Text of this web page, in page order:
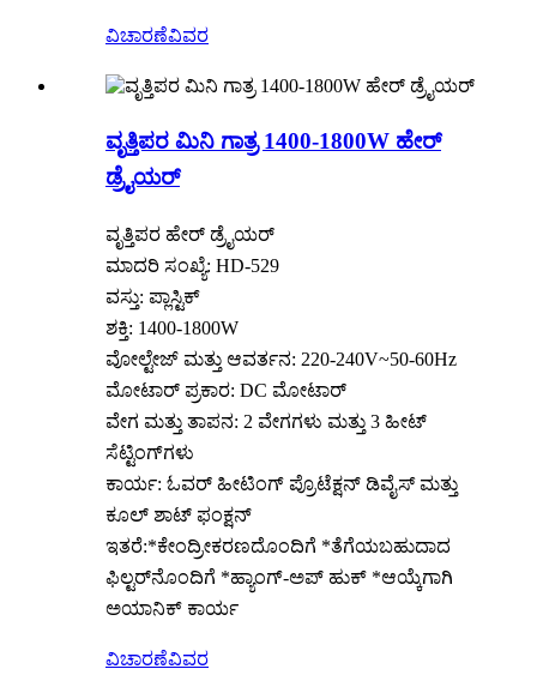
ವಿಚಾರಣೆವಿವರ
ವೃತ್ತಿಪರ ಮಿನಿ ಗಾತ್ರ 1400-1800W ಹೇರ್
ಡ್ರೈಯರ್
ವೃತ್ತಿಪರ ಹೇರ್ ಡ್ರೈಯರ್
ಮಾದರಿ ಸಂಖ್ಯೆ: HD-529
ವಸ್ತು: ಪ್ಲಾಸ್ಟಿಕ್
ಶಕ್ತಿ: 1400-1800W
ವೋಲ್ಟೇಜ್ ಮತ್ತು ಆವರ್ತನ: 220-240V~50-60Hz
ಮೋಟಾರ್ ಪ್ರಕಾರ: DC ಮೋಟಾರ್
ವೇಗ ಮತ್ತು ತಾಪನ: 2 ವೇಗಗಳು ಮತ್ತು 3 ಹೀಟ್
ಸೆಟ್ಟಿಂಗ್‌ಗಳು
ಕಾರ್ಯ: ಓವರ್ ಹೀಟಿಂಗ್ ಪ್ರೊಟೆಕ್ಷನ್ ಡಿವೈಸ್ ಮತ್ತು
ಕೂಲ್ ಶಾಟ್ ಫಂಕ್ಷನ್
ಇತರೆ:*ಕೇಂದ್ರೀಕರಣದೊಂದಿಗೆ *ತೆಗೆಯಬಹುದಾದ
ಫಿಲ್ಟರ್‌ನೊಂದಿಗೆ *ಹ್ಯಾಂಗ್-ಅಪ್ ಹುಕ್ *ಆಯ್ಕೆಗಾಗಿ
ಅಯಾನಿಕ್ ಕಾರ್ಯ
ವಿಚಾರಣೆವಿವರ